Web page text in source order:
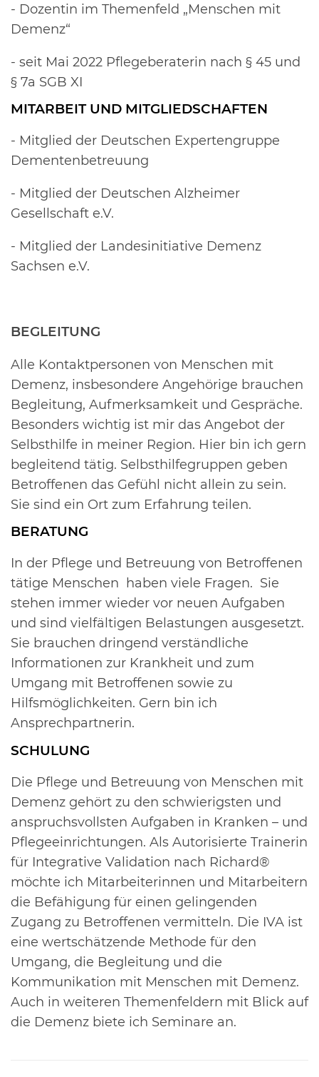
- Dozentin im Themenfeld „Menschen mit
Demenz“
- seit Mai 2022 Pflegeberaterin nach § 45 und
§ 7a SGB XI
MITARBEIT UND MITGLIEDSCHAFTEN
- Mitglied der Deutschen Expertengruppe
Dementenbetreuung
- Mitglied der Deutschen Alzheimer
Gesellschaft e.V.
- Mitglied der Landesinitiative Demenz
Sachsen e.V.
BEGLEITUNG
Alle Kontaktpersonen von Menschen mit
Demenz, insbesondere Angehörige brauchen
Begleitung, Aufmerksamkeit und Gespräche.
Besonders wichtig ist mir das Angebot der
Selbsthilfe in meiner Region. Hier bin ich gern
begleitend tätig. Selbsthilfegruppen geben
Betroffenen das Gefühl nicht allein zu sein.
Sie sind ein Ort zum Erfahrung teilen.
BERATUNG
In der Pflege und Betreuung von Betroffenen
tätige Menschen haben viele Fragen. Sie
stehen immer wieder vor neuen Aufgaben
und sind vielfältigen Belastungen ausgesetzt.
Sie brauchen dringend verständliche
Informationen zur Krankheit und zum
Umgang mit Betroffenen sowie zu
Hilfsmöglichkeiten. Gern bin ich
Ansprechpartnerin.
SCHULUNG
Die Pflege und Betreuung von Menschen mit
Demenz gehört zu den schwierigsten und
anspruchsvollsten Aufgaben in Kranken – und
Pflegeeinrichtungen. Als Autorisierte Trainerin
für Integrative Validation nach Richard®
möchte ich Mitarbeiterinnen und Mitarbeitern
die Befähigung für einen gelingenden
Zugang zu Betroffenen vermitteln. Die IVA ist
eine wertschätzende Methode für den
Umgang, die Begleitung und die
Kommunikation mit Menschen mit Demenz.
Auch in weiteren Themenfeldern mit Blick auf
die Demenz biete ich Seminare an.